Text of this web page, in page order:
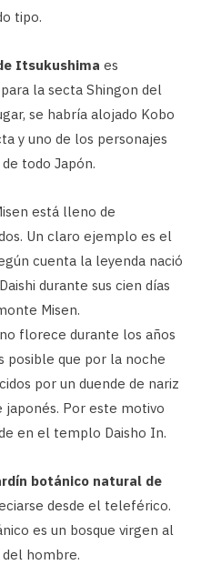
tipo.
Itsukushima es
la secta Shingon del
se habría alojado Kobo
y uno de los personajes
todo Japón.
está lleno de
Un claro ejemplo es el
cuenta la leyenda nació
durante sus cien días
Misen.
florece durante los años
posible que por la noche
por un duende de nariz
Por este motivo
en el templo Daisho In.
botánico natural de
desde el teleférico.
es un bosque virgen al
hombre.